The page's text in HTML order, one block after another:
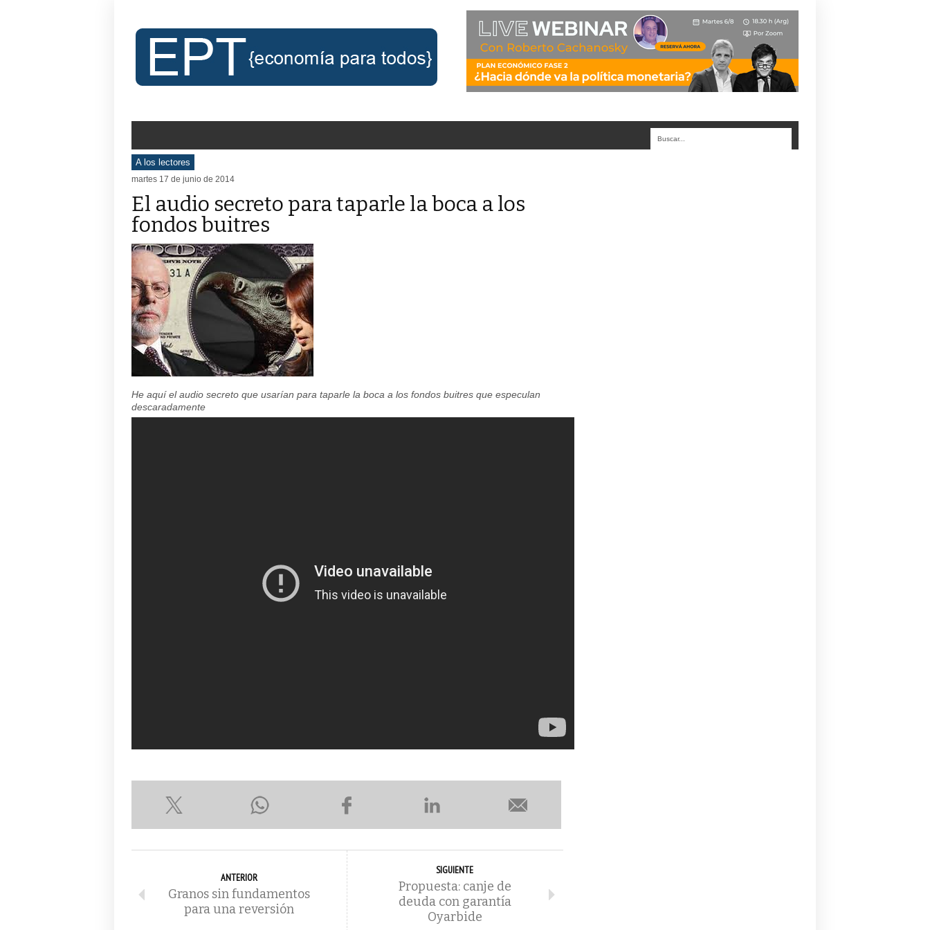
A los lectores
martes 17 de junio de 2014
El audio secreto para taparle la boca a los
fondos buitres
He aquí el audio secreto que usarían para taparle la boca a los fondos buitres que especulan
descaradamente
ANTERIOR
Granos sin fundamentos
para una reversión
SIGUIENTE
Propuesta: canje de
deuda con garantía
Oyarbide